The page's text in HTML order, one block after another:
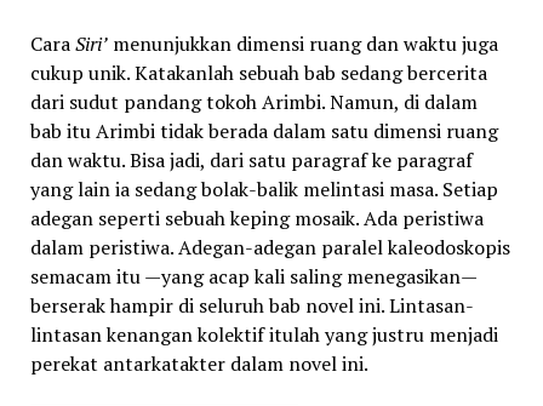
CaraSiri’menunjukkan dimensi ruang dan waktu juga
cukup unik. Katakanlah sebuah bab sedang bercerita
dari sudut pandang tokoh Arimbi. Namun, di dalam
bab itu Arimbi tidak berada dalam satu dimensi ruang
dan waktu. Bisa jadi, dari satu paragraf ke paragraf
yang lain ia sedang bolak-balik melintasi masa. Setiap
adegan seperti sebuah keping mosaik. Ada peristiwa
dalam peristiwa. Adegan-adegan paralel kaleodoskopis
semacam itu —yang acap kali saling menegasikan—
berserak hampir di seluruh bab novel ini. Lintasan-
lintasan kenangan kolektif itulah yang justru menjadi
perekat antarkatakter dalam novel ini.